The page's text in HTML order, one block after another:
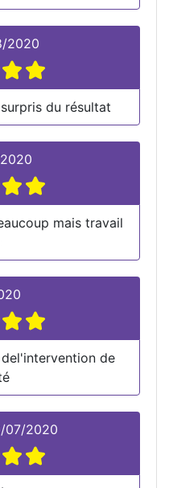
2020
du résultat
mais travail
de
07/2020